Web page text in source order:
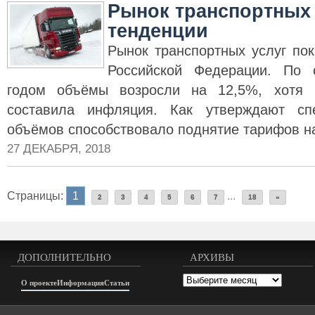
Рынок транспортных
тенденции
Рынок транспортных услуг
Российской Федерации.
годом объёмы возросли на 12,5%,
составила инфляция. Как утверждают
объёмов способствовало поднятие тарифов
27 ДЕКАБРЯ, 2018
Страницы: 1 2 3 4 5 6 7 ... 18 »
ДОПОЛНИТЕЛЬНО
О проектеИнформацияСтатьи
АРХИВЫ
Архивы